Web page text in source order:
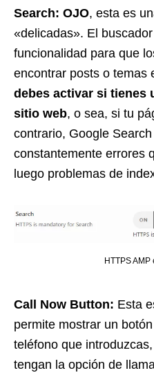
Search: OJO, esta es
«delicadas». El
funcionalidad para que
encontrar posts o temas
debes activar si tienes
sitio web, o sea, si tu
contrario, Google
constantemente errores
luego problemas de
HTTPS
Call Now Button: Esta
permite mostrar un
teléfono que
tengan la opción de